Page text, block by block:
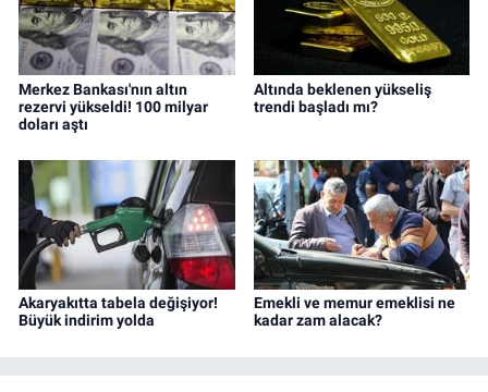
Merkez Bankası'nın altın
rezervi yükseldi! 100 milyar
doları aştı
Altında beklenen yükseliş
trendi başladı mı?
Akaryakıtta tabela değişiyor!
Büyük indirim yolda
Emekli ve memur emeklisi ne
kadar zam alacak?